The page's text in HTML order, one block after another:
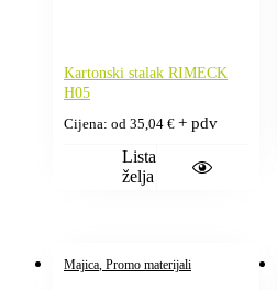
Kartonski stalak RIMECK
H05
Cijena: od 35,04 € + pdv
Lista
želja
Majica , Promo materijali